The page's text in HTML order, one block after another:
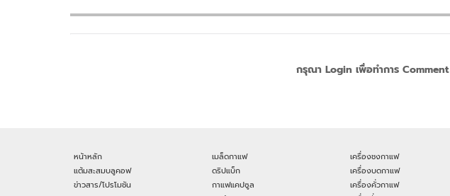
กรุณา Login เพื่อทำการ Comment
หน้าหลัก
แต้มสะสมบลูคอฟ
ข่าวสาร/โปรโมชัน
เมล็ดกาแฟ
ดริปแบ็ก
กาแฟแคปซูล
เครื่องชงกาแฟ
เครื่องบดกาแฟ
เครื่องคั่วกาแฟ